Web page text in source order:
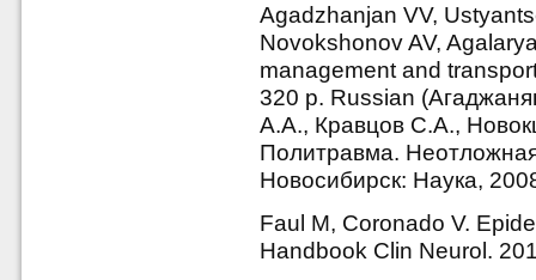
Agadzhanjan VV,
Novokshonov AV,
management and
320 p. Russian
А.А., Кравцов С.А.,
Политравма.
Новосибирск: Наука,
Faul M, Coronado V.
Handbook Clin Neurol.